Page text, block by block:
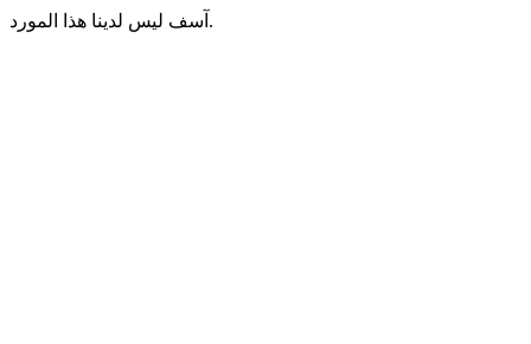
آسف ليس لدينا هذا المورد.